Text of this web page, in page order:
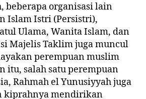
beberapa organisasi lain
Islam Istri (Persistri),
Ulama, Wanita Islam, dan
Majelis Taklim juga muncul
perempuan muslim
itu, salah satu perempuan
Rahmah el Yunusiyyah juga
kiprahnya mendirikan